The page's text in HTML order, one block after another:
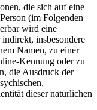
die sich auf eine
(im Folgenden
wird eine
insbesondere
Namen, zu einer
Kennung oder zu
die Ausdruck der
dieser natürlichen